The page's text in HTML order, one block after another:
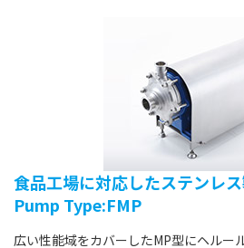
食品工場に対応したステンレ
Pump Type:FMP
広い性能域をカバーしたMP型にヘルー